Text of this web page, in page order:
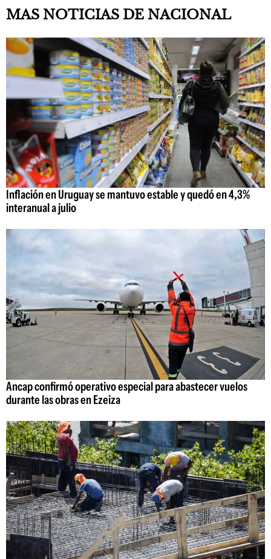
MAS NOTICIAS DE NACIONAL
Inflación en Uruguay se mantuvo estable y quedó en 4,3%
interanual a julio
Ancap confirmó operativo especial para abastecer vuelos
durante las obras en Ezeiza